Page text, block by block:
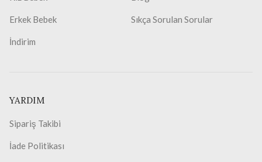
Erkek Bebek
İndirim
Sıkça Sorulan Sorular
YARDIM
Sipariş Takibi
İade Politikası